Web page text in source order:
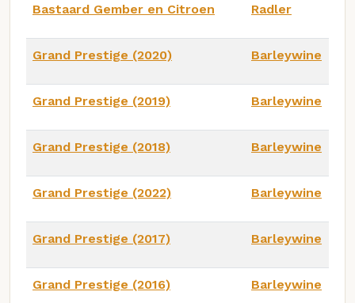
Bastaard Gember en Citroen Radler
Grand Prestige (2020) Barleywine
Grand Prestige (2019) Barleywine
Grand Prestige (2018) Barleywine
Grand Prestige (2022) Barleywine
Grand Prestige (2017) Barleywine
Grand Prestige (2016) Barleywine